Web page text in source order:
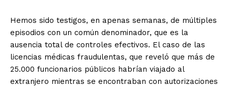
Hemos sido testigos, en apenas semanas, de múltiples
episodios con un común denominador, que es la
ausencia total de controles efectivos. El caso de las
licencias médicas fraudulentas, que reveló que más de
25.000 funcionarios públicos habrían viajado al
extranjero mientras se encontraban con autorizaciones